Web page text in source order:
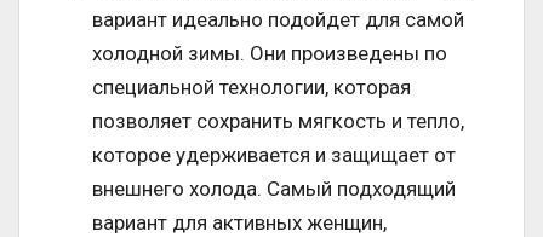
вариант идеально подойдет для самой
холодной зимы. Они произведены по
специальной технологии, которая
позволяет сохранить мягкость и тепло,
которое удерживается и защищает от
внешнего холода. Самый подходящий
вариант для активных женщин,